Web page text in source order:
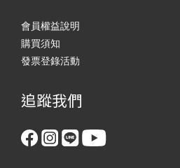
會員權益說明
購買須知
發票登錄活動
追蹤我們